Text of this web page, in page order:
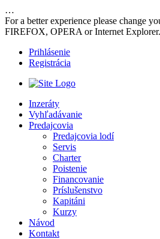
…
For a better experience please change
FIREFOX, OPERA or Internet Explorer.
Prihlásenie
Registrácia
Inzeráty
Vyhľadávanie
Predajcovia
Predajcovia lodí
Servis
Charter
Poistenie
Financovanie
Príslušenstvo
Kapitáni
Kurzy
Návod
Kontakt